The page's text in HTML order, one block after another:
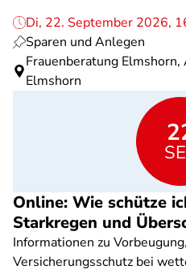
Di, 22. September 2026,
Sparen und Anlegen
Frauenberatung
Elmshorn
Online: Wie schütze
Starkregen und
Informationen zu
Versicherungsschutz bei